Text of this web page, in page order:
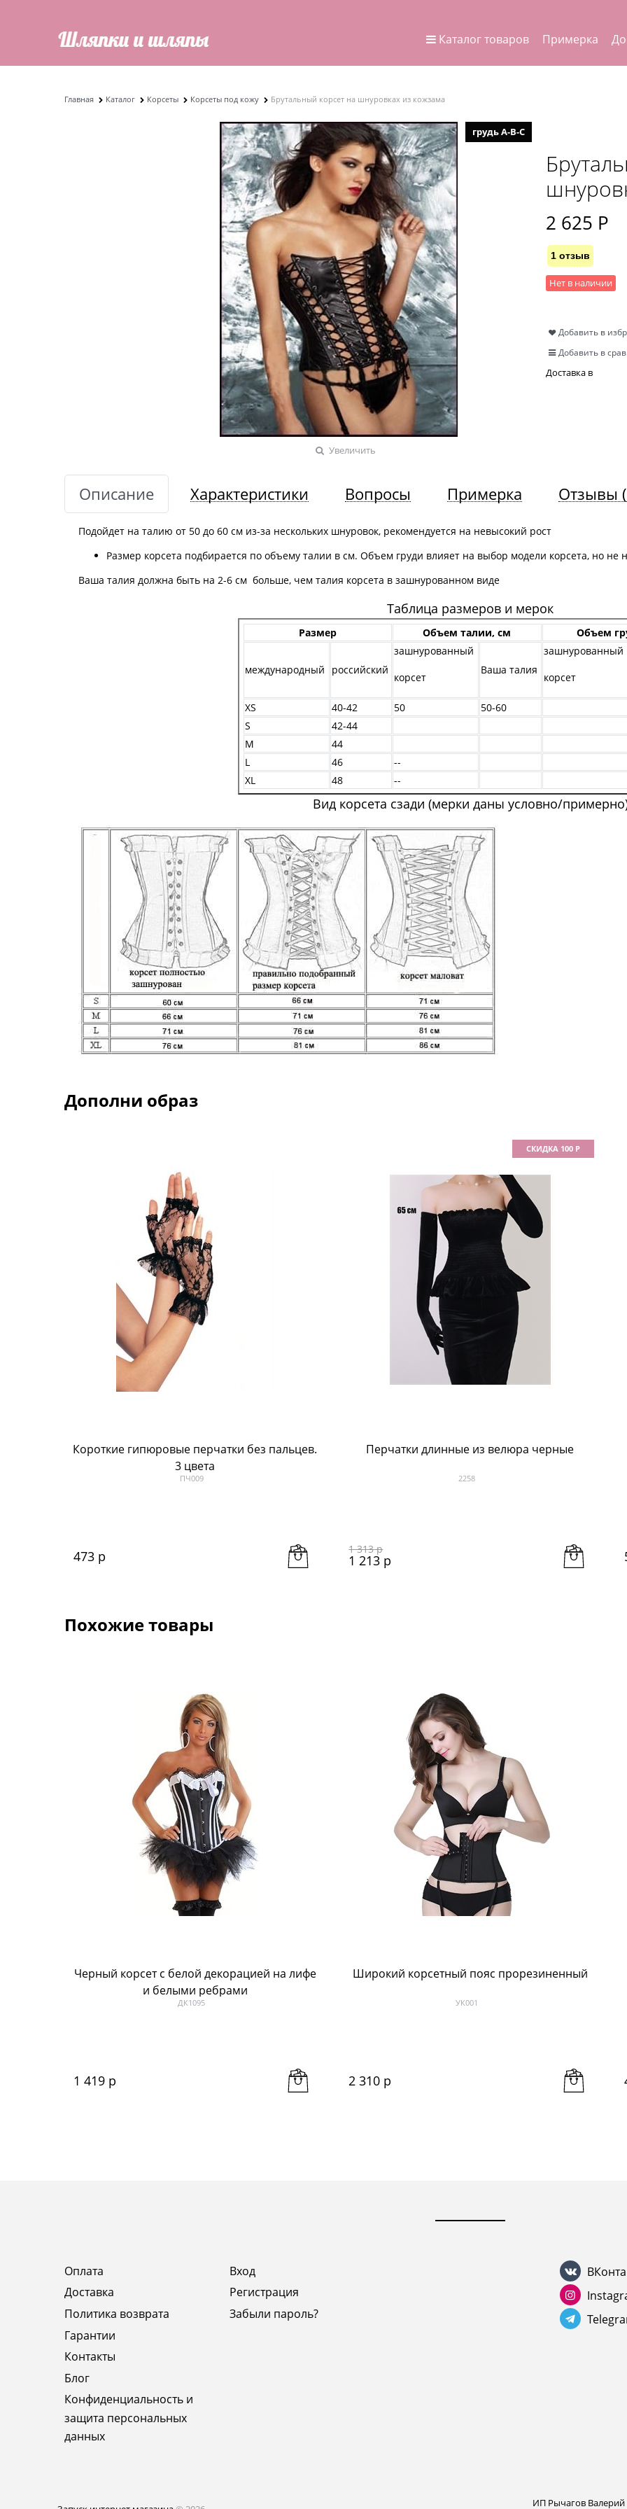
Каталог товаров Примерка
Главная Каталог Корсеты Корсеты под кожу Брутальный корсет на шнуровках из кожзама
грудь А-В-С
Увеличить
2 625 Р
1 отзыв
Нет в наличии
Добавить в
Добавить в
Доставка в
Описание Характеристики Вопросы Примерка Отзывы
Подойдет на талию от 50 до 60 см из-за нескольких шнуровок, рекомендуется на невысокий рост
Размер корсета подбирается по объему талии в см. Объем груди влияет на выбор модели корсета, но
Ваша талия должна быть на 2-6 см больше, чем талия корсета в зашнурованном виде
Таблица размеров и мерок
Размер Объем талии, см Объем
международный российский
зашнурованный
корсет
Ваша талия
зашнурованный
корсет
XS 40-42 50
50-60
S
42-44
M
44
L
46
--
XL
48 --
Вид корсета сзади (мерки даны условно/
Дополни образ
Короткие гипюровые перчатки без пальцев.
3 цвета
ПЧ009
473 р
Перчатки длинные из велюра черные
2258
СКИДКА 100 Р
1 313 р
1 213 р
Похожие товары
Черный корсет с белой декорацией на лифе
и белыми ребрами
ДК1095
1 419 р
Широкий корсетный пояс прорезиненный
УК001
2 310 р
Оплата
Доставка
Политика возврата
Гарантии
Контакты
Блог
Конфиденциальность и
защита персональных
данных
Вход
Регистрация
Забыли пароль?
ИП Рычагов